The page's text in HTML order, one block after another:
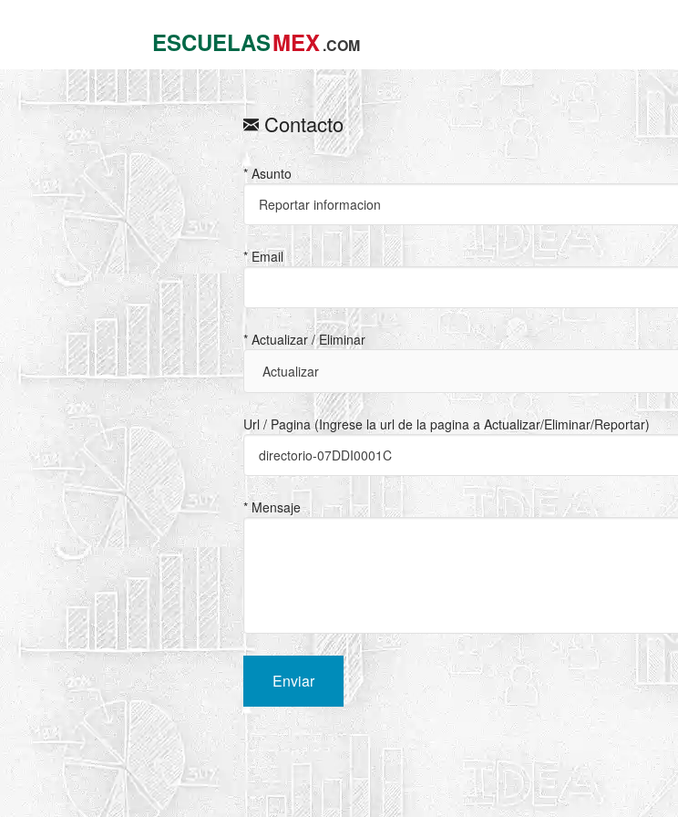
ESCUELASMEX.COM
Contacto
* Asunto
* Email
* Actualizar / Eliminar
Url / Pagina (Ingrese la url de la pagina a Actualizar/Eliminar/Reportar)
* Mensaje
Enviar